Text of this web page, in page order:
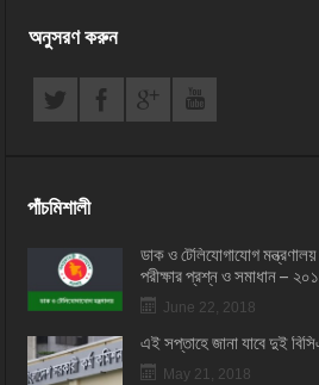
অনুসরণ করুন
পাঁচমিশালী
ডাক ও টেলিযোগাযোগ
পরীক্ষার প্রশ্ন ও সমাধান –
June 22, 2018
এই সপ্তাহে জানা যাবে দুই
May 21, 2018